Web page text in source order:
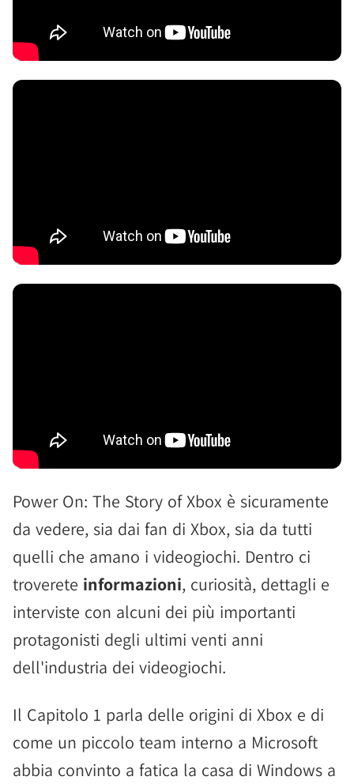
Power On: The Story of Xbox è sicuramente
da vedere, sia dai fan di Xbox, sia da tutti
quelli che amano i videogiochi. Dentro ci
troverete informazioni, curiosità, dettagli e
interviste con alcuni dei più importanti
protagonisti degli ultimi venti anni
dell'industria dei videogiochi.
Il Capitolo 1 parla delle origini di Xbox e di
come un piccolo team interno a Microsoft
abbia convinto a fatica la casa di Windows a